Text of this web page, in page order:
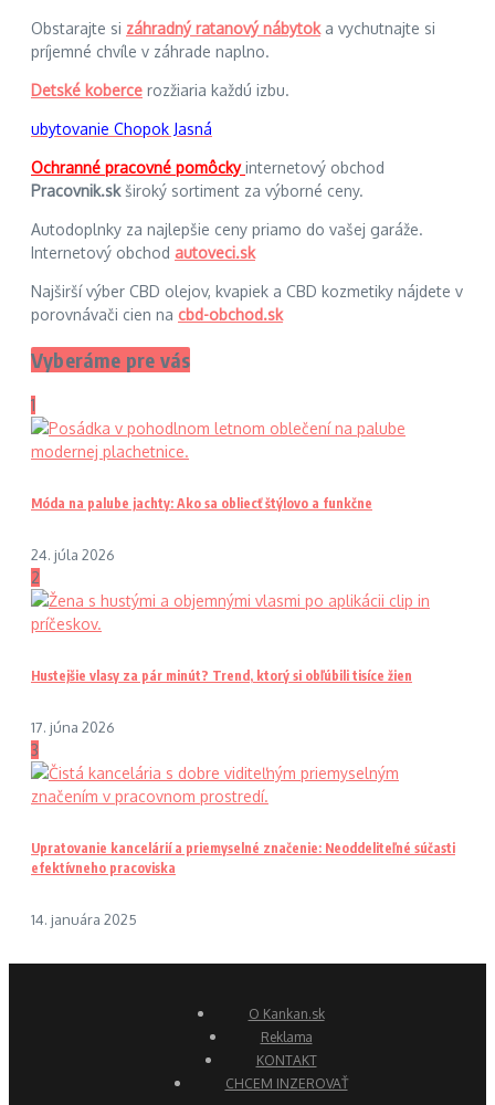
Obstarajte si záhradný ratanový nábytoka vychutnajte si
príjemné chvíle v záhrade naplno.
Detské koberce rozžiaria každú izbu.
ubytovanie Chopok Jasná
Ochranné pracovné pomôckyinternetový obchod
Pracovnik.skširoký sortiment za výborné ceny.
Autodoplnky za najlepšie ceny priamo do vašej garáže.
Internetový obchod autoveci.sk
Najširší výber CBD olejov, kvapiek a CBD kozmetiky nájdete v
porovnávači cien na cbd-obchod.sk
Vyberáme pre vás
1
Móda na palube jachty: Ako sa obliecť štýlovo a funkčne
24. júla 2026
2
Hustejšie vlasy za pár minút? Trend, ktorý si obľúbili tisíce žien
17. júna 2026
3
Upratovanie kancelárií a priemyselné značenie: Neoddeliteľné súčasti
efektívneho pracoviska
14. januára 2025
O Kankan.sk
Reklama
KONTAKT
CHCEM INZEROVAŤ